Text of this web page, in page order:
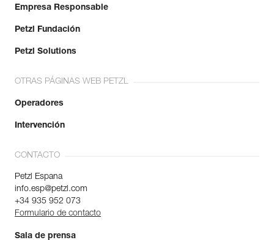
Empresa Responsable
Petzl Fundación
Petzl Solutions
OTRAS PÁGINAS WEB PETZL
Operadores
Intervención
CONTACTO
Petzl Espana
info.esp@petzl.com
+34 935 952 073
Formulario de contacto
Sala de prensa